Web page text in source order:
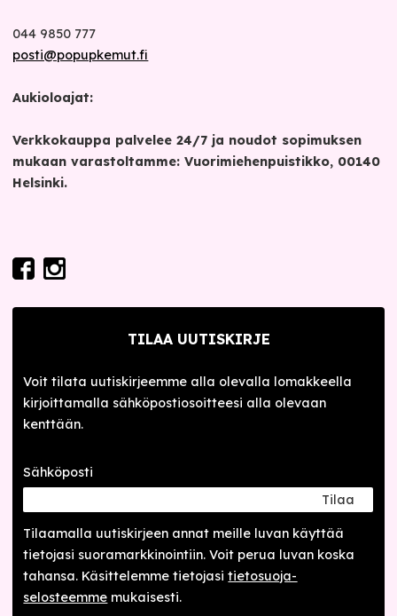
044 9850 777
posti@popupkemut.fi
Aukioloajat:
Verkkokauppa palvelee 24/7 ja noudot sopimuksen
mukaan varastoltamme: Vuorimiehenpuistikko, 00140
Helsinki.
TILAA UUTISKIRJE
Voit tilata uutiskirjeemme alla olevalla lomakkeella
kirjoittamalla sähköpostiosoitteesi alla olevaan
kenttään.
Sähköposti
Tilaa
Tilaamalla uutis­kirjeen annat meille luvan käyttää
tietojasi suora­markkinointiin. Voit perua luvan koska
tahansa. Käsittelemme tietojasitieto­suoja­
selosteemme mukaisesti.